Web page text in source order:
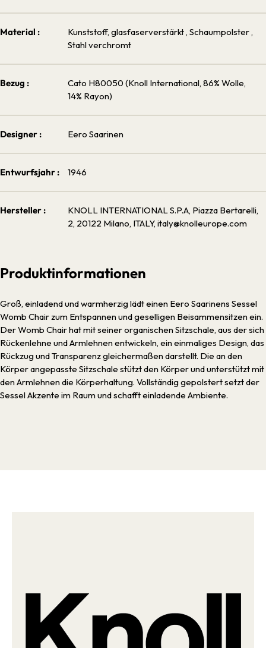
Material : Kunststoff, glasfaserverstärkt , Schaumpolster ,
Stahl verchromt
Bezug :
Cato H80050 (Knoll International, 86% Wolle,
14% Rayon)
Designer : Eero Saarinen
Entwurfsjahr : 1946
Hersteller :
KNOLL INTERNATIONAL S.P.A, Piazza Bertarelli,
2, 20122 Milano, ITALY, italy@knolleurope.com
Produktinformationen
Groß, einladend und warmherzig lädt einen Eero Saarinens Sessel
Womb Chair zum Entspannen und geselligen Beisammensitzen ein.
Der Womb Chair hat mit seiner organischen Sitzschale, aus der sich
Rückenlehne und Armlehnen entwickeln, ein einmaliges Design, das
Rückzug und Transparenz gleichermaßen darstellt. Die an den
Körper angepasste Sitzschale stützt den Körper und unterstützt mit
den Armlehnen die Körperhaltung. Vollständig gepolstert setzt der
Sessel Akzente im Raum und schafft einladende Ambiente.